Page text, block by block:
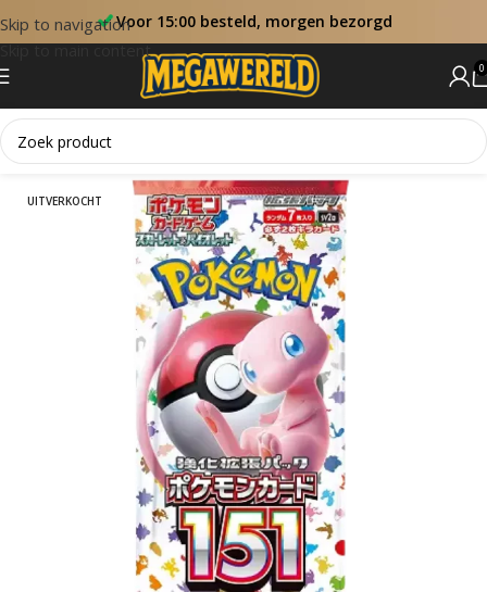
Skip to navigation
Skip to main content
Voor 15:00 besteld, morgen bezorgd
0
Home Booster Packs
UITVERKOCHT